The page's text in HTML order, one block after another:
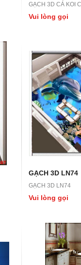
GẠCH 3D CÁ KOI
Vui lòng gọi
GẠCH 3D LN74
GẠCH 3D LN74
Vui lòng gọi